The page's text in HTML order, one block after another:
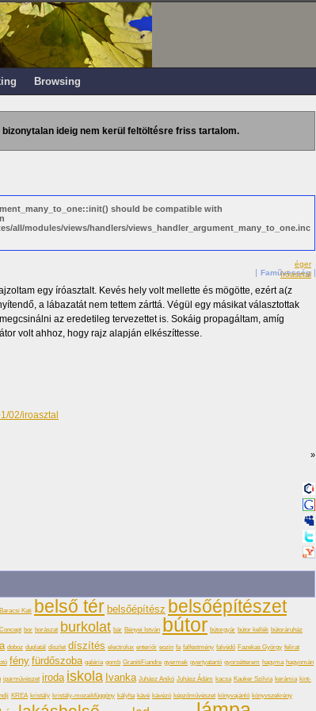
Browsing
ideig nem kerül feltöltésre friss tartalom.
should be compatible with
all/modules/views/handlers/views_handler_argument_many_to_one.inc
éger
íróasztal
Faművesség
egy íróasztalt. Kevés hely volt mellette és mögötte, ezért a(z
a lábazatát nem tettem zárttá. Végül egy másikat választottak
az eredetileg tervezettet is. Sokáig propagáltam, amíg
volt ahhoz, hogy rajz alapján elkészíttesse.
02/iroasztal
»
Baracsi Kati belső tér belsőépítész belsőépítészet
bor borászat burkolat bár Bényei István bútor bútorgyár bútor kellék bútoráruház
doboz duplatál díszlet díszítés electrolux enteriőr eozin fa falfestmény falvédő Fazekas György felirat
fény fürdőszoba galéria gomb GranitiFiandre gyermek gyertyatartó gyorsétterem hagyma hagyomán
iparművészet iroda iskola Ivanka Juhász Anikó Juhász Ádám kacsa Kauker Szilvia kerámia kint-
KREA kristály kristály-mozaikfüggöny kályha kávé kávézó képzőművészet könyvajánló könyvszekrény